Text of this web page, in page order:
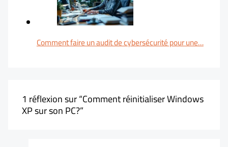
Comment faire un audit de cybersécurité pour une…
1 réflexion sur “Comment réinitialiser Windows
XP sur son PC?”